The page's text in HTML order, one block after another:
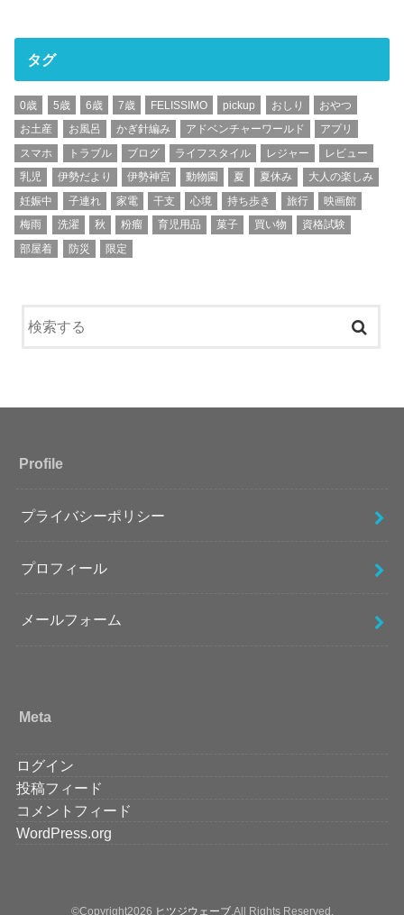
タグ
0歳 5歳 6歳 7歳 FELISSIMO pickup おしり
おやつ
お土産
お風呂 かぎ針編み アドベンチャーワールド
アプリ
スマホ
トラブル ブログ ライフスタイル レジャー
レビュー
乳児
伊勢だより 伊勢神宮 動物園 夏 夏休み
大人の楽しみ
妊娠中
子連れ 家電 干支 心境 持ち歩き 旅行
映画館
梅雨
洗濯 秋 粉瘤 育児用品 菓子 買い物
資格試験
部屋着
防災 限定
Profile
プライバシーポリシー
プロフィール
メールフォーム
Meta
ログイン
投稿フィード
コメントフィード
WordPress.org
©Copyright2026 ヒツジウェーブ .All Rights Reserved.